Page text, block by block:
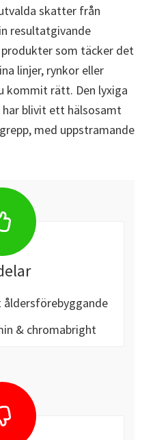
skatter från
resultatgivande
som täcker det
linjer, rynkor eller
kommit rätt. Den lyxiga
har blivit ett hälsosamt
med uppstramande
& chromabright